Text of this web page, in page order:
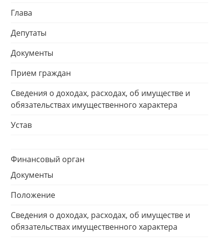
Глава
Депутаты
Документы
Прием граждан
Сведения о доходах, расходах, об имуществе и
обязательствах имущественного характера
Устав
Финансовый орган
Документы
Положение
Сведения о доходах, расходах, об имуществе и
обязательствах имущественного характера